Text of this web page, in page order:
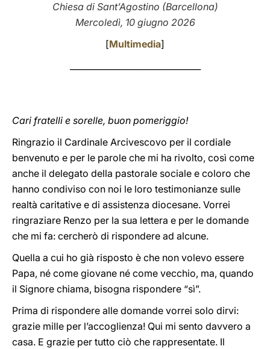
Chiesa di Sant’Agostino (Barcellona)
Mercoledì, 10 giugno 2026
[Multimedia]
Cari fratelli e sorelle, buon pomeriggio!
Ringrazio il Cardinale Arcivescovo per il cordiale
benvenuto e per le parole che mi ha rivolto, così come
anche il delegato della pastorale sociale e coloro che
hanno condiviso con noi le loro testimonianze sulle
realtà caritative e di assistenza diocesane. Vorrei
ringraziare Renzo per la sua lettera e per le domande
che mi fa: cercherò di rispondere ad alcune.
Quella a cui ho già risposto è che non volevo essere
Papa, né come giovane né come vecchio, ma, quando
il Signore chiama, bisogna rispondere “sì”.
Prima di rispondere alle domande vorrei solo dirvi:
grazie mille per l’accoglienza! Qui mi sento davvero a
casa. E grazie per tutto ciò che rappresentate. Il